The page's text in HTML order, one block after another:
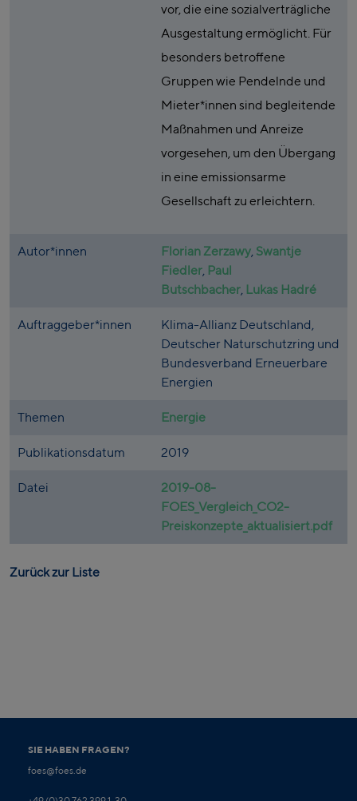
vor, die eine sozialverträgliche
Ausgestaltung ermöglicht. Für
besonders betroffene
Gruppen wie Pendelnde und
Mieter*innen sind begleitende
Maßnahmen und Anreize
vorgesehen, um den Übergang
in eine emissionsarme
Gesellschaft zu erleichtern.
Autor*innen Florian Zerzawy, Swantje
Fiedler, Paul
Butschbacher, Lukas Hadré
Auftraggeber*innen
Klima-Allianz Deutschland,
Deutscher Naturschutzring und
Bundesverband Erneuerbare
Energien
Themen Energie
Publikationsdatum 2019
Datei
2019-08-
FOES_Vergleich_CO2-
Preiskonzepte_aktualisiert.pdf
Zurück zur Liste
SIE HABEN FRAGEN?
foes@foes.de